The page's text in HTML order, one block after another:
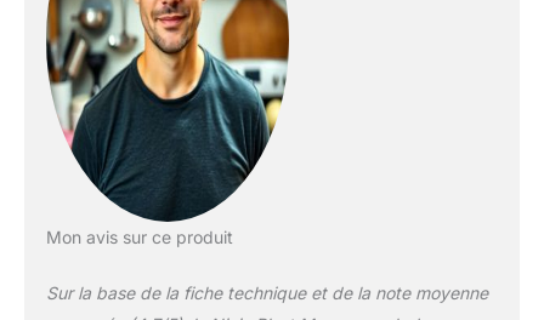
manuel TASSE 570
ml : le design Twist-
and-go permet d’ôter
facilement la tasse en
la faisant tourner
pour déguster
smoothies, granités
(*Capacité de
Mon avis sur ce produit
Sur la base de la fiche technique et de la note moyenne